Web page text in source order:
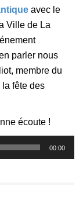
avec le
Ville de La
parler nous
membre du
fête des
écoute !
00:00